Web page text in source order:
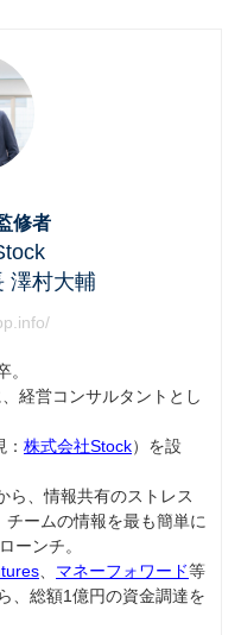
修者
澤村大輔
。
、経営コンサルタントとし
株式会社Stock）を設
ら、情報共有のストレス
ームの情報を最も簡単に
ーンチ。
、 マネーフォワード等
、総額1億円の資金調達を